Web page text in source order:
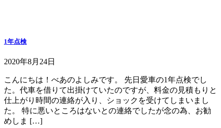
1年点検
2020年8月24日
こんにちは！べあのよしみです。 先日愛車の1年点検でし
た。代車を借りて出掛けていたのですが、料金の見積もりと
仕上がり時間の連絡が入り、ショックを受けてしまいまし
た。 特に悪いところはないとの連絡でしたが念の為、お勧
めしま […]